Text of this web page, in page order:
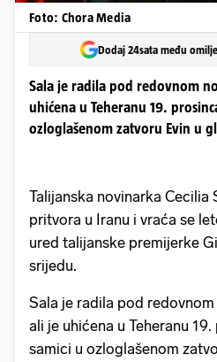
Foto: Chora Media
Dodaj 24sata među
Sala je radila pod redovnom
uhićena u Teheranu 19.
ozloglašenom zatvoru Evin u
Talijanska novinarka Cecilia
pritvora u Iranu i vraća se
ured talijanske premijerke
srijedu.
Sala je radila pod
ali je uhićena u Teheranu
samici u ozloglašenom